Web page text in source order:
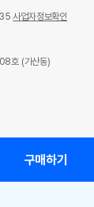
구매하기
사업자정보확인
호 (가산동)